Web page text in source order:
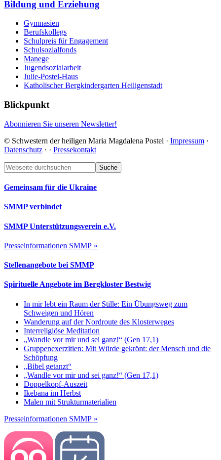
Bildung und Erziehung
Gymnasien
Berufskollegs
Schulpreis für Engagement
Schulsozialfonds
Manege
Jugendsozialarbeit
Julie-Postel-Haus
Katholischer Bergkindergarten Heiligenstadt
Blickpunkt
Abonnieren Sie unseren Newsletter!
© Schwestern der heiligen Maria Magdalena Postel · Impressum ·
Datenschutz · · Pressekontakt
Footer
Webseite
durchsuchen
Gemeinsam für die Ukraine
SMMP verbindet
SMMP Unterstützungsverein e.V.
Presseinformationen SMMP »
Stellenangebote bei SMMP
Spirituelle Angebote im Bergkloster Bestwig
In mir lebt ein Raum der Stille: Ein Übungsweg zum
Schweigen und Hören
Wanderung auf der Nordroute des Klosterweges
Interreligiöse Meditation
„Wandle vor mir und sei ganz!“ (Gen 17,1)
Gruppenexerzitien: Mit Würde gekrönt: der Mensch und die
Schöpfung
„Bibel getanzt“
„Wandle vor mir und sei ganz!“ (Gen 17,1)
Doppelkopf-Auszeit
Ikebana im Herbst
Malen mit Strukturmaterialien
Presseinformationen SMMP »